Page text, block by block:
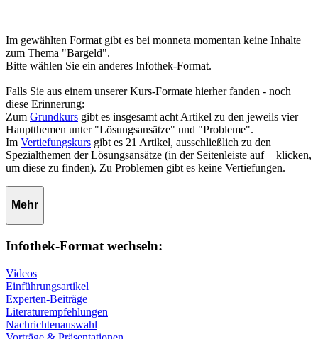
Im gewählten Format gibt es bei monneta momentan keine Inhalte
zum Thema "Bargeld".
Bitte wählen Sie ein anderes Infothek-Format.
Falls Sie aus einem unserer Kurs-Formate hierher fanden - noch
diese Erinnerung:
Zum Grundkurs gibt es insgesamt acht Artikel zu den jeweils vier
Hauptthemen unter "Lösungsansätze" und "Probleme".
Im Vertiefungskurs gibt es 21 Artikel, ausschließlich zu den
Spezialthemen der Lösungsansätze (in der Seitenleiste auf + klicken,
um diese zu finden). Zu Problemen gibt es keine Vertiefungen.
Mehr
Infothek-Format wechseln:
Videos
Einführungsartikel
Experten-Beiträge
Literaturempfehlungen
Nachrichtenauswahl